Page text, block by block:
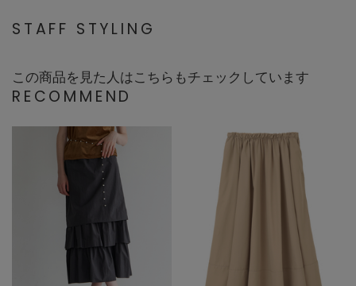
STAFF STYLING
この商品を見た人はこちらもチェックしています
RECOMMEND